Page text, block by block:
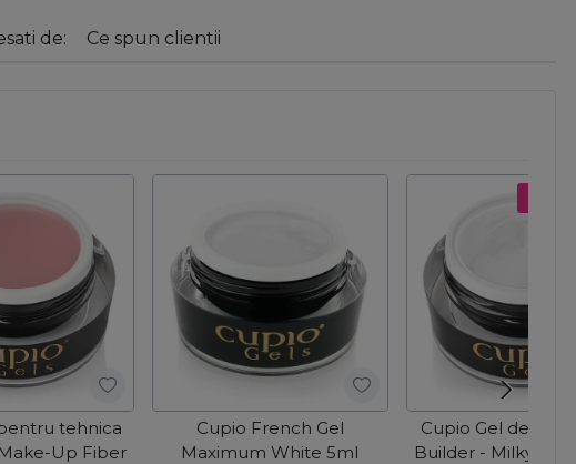
de: Ce spun clientii
tehnica
Up Fiber
Cupio French Gel
Maximum White 5ml
Cupio Gel de
Builder - Milky